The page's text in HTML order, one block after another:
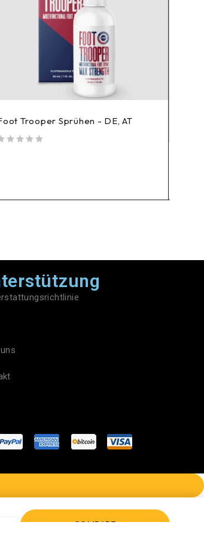
Trooper Sprühen - DE, AT
COMPARE